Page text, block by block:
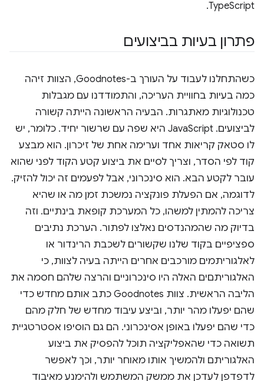
TypeScript.
פתרון בעיות בביצועים
כשהתחלנו לעבוד על העורך ב-Goodnotes, הצוות זיהה
כמה בעיות בחוויית העריכה, והתמודדנו עם מגבלות
טכנולוגיות מאתגרות. הבעיה הראשונה הייתה קשורה
לביצועים. JavaScript היא שפה עם שרשור יחיד. כלומר, יש
לו סטאק קריאות אחד וערימה אחת של זיכרון. הוא מבצע
קוד לפי הסדר, וצריך לסיים את ביצוע קטע הקוד לפני שהוא
עובר לקטע הבא. הוא סינכרוני, אבל לפעמים זה יכול להזיק.
לדוגמה, אם הפעלת פונקציה נמשכת זמן מה או שהיא
צריכה להמתין למשהו, כל המערכת קופאת בינתיים. וזה
בדיוק מה שהמהנדסים נאלצו לפתור. הערכת נתיבים
ספציפיים בקוד שלנו שקשורים לשכבת הרינדור או
לאלגוריתמים מורכבים אחרים הייתה בעיה לצוות, כי
האלגוריתםים האלה היו סינכרוניים והרצה שלהם חסמה את
הליבה הראשית. צוות Goodnotes כתב אותם מחדש כדי
שהם יפעלו מהר יותר, וביצע עיבוד מחדש של חלק מהם
כדי שהם יפעלו באופן אסינכרוני. הם גם הוסיפו אסטרטגיית
תשואה כדי שהאפליקציה תוכל להפסיק את ביצוע
האלגוריתם ולהמשיך אותו מאוחר יותר, וכך לאפשר
לדפדפן לעדכן את ממשק המשתמש ולהימנע מאיבוד